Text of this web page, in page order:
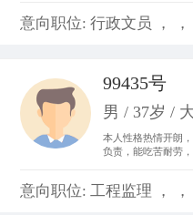
意向职位: 行政文员 ， ，
99435号
男 / 37岁 /
本人性格热情开朗
负责，能吃苦耐劳
的精神，并从工作
意向职位: 工程监理 ， ，